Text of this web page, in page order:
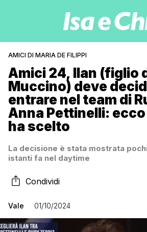
AMICI DI MARIA DE FILIPPI
Amici 24, Ilan (figlio
Muccino) deve
entrare nel team di
Anna Pettinelli:
ha scelto
La decisione è stata mostrata
istanti fa nel daytime
Condividi
Vale 01/10/2024